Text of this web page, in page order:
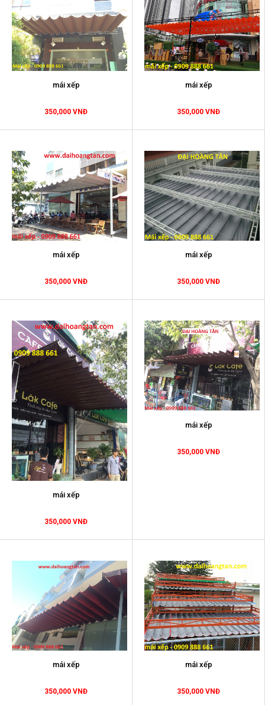
mái xếp
350,000 VNĐ
mái xếp
350,000 VNĐ
mái xếp
350,000 VNĐ
mái xếp
350,000 VNĐ
mái xếp
350,000 VNĐ
mái xếp
350,000 VNĐ
mái xếp
350,000 VNĐ
mái xếp
350,000 VNĐ